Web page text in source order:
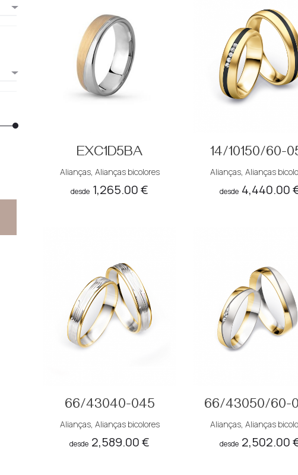
EXC1D5BA
Alianças, Alianças bicolores
desde 1,265.00€
14/10150/60-
Alianças, Alianças
desde 4,440.00
66/43040-045
Alianças, Alianças bicolores
desde 2,589.00€
66/43050/60-
Alianças, Alianças
desde 2,502.00